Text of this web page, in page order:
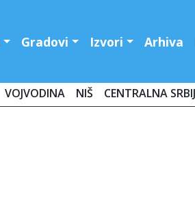
Gradovi Izvori Arhiva
VOJVODINA NIŠ CENTRALNA